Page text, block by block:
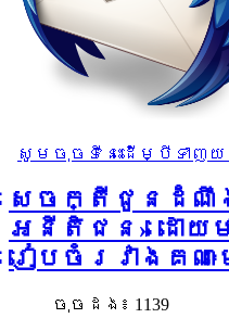
សូមចុចទីនេះដើម្បីទាញយ
សេចក្តីជូនដំណឹ
អនីតិជន» ដោយ
រៀបចំរវាងគណៈ
ចុច​ដង៖ 1139